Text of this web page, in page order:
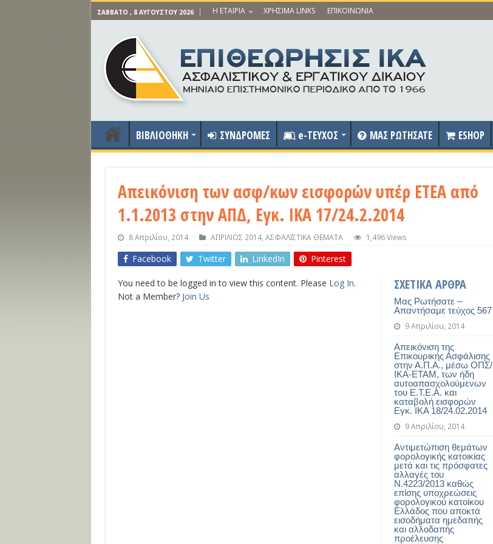
ΣΆΒΒΑΤΟ , 8 ΑΥΓΟΎΣΤΟΥ 2026 Η ΕΤΑΙΡΙΑ ΧΡΗΣΙΜΑ LINKS ΕΠΙΚΟΙΝΩΝΙΑ
ΒΙΒΛΙΟΘΗΚΗ ΣΥΝΔΡΟΜΕΣ e-ΤΕΥΧΟΣ ΜΑΣ ΡΩΤΗΣΑΤΕ ESHOP
Απεικόνιση των ασφ/κων εισφορών υπέρ ΕΤΕΑ από
1.1.2013 στην ΑΠΔ, Εγκ. ΙΚΑ 17/24.2.2014
8 Απριλίου, 2014 ΑΠΡΙΛΙΟΣ 2014, ΑΣΦΑΛΙΣΤΙΚΑ ΘΕΜΑΤΑ 1,496 Views
Facebook Twitter LinkedIn Pinterest
ΣΧΕΤΙΚΑ ΑΡΘΡΑ
Μας Ρωτήσατε –
Απαντήσαμε τεύχος 567
9 Απριλίου, 2014
Απεικόνιση της
Επικουρικής Ασφάλισης
στην Α.Π.Α., μέσω ΟΠΣ/
ΙΚΑ-ΕΤΑΜ, των ήδη
αυτοαπασχολούμενων
του Ε.Τ.Ε.Α. και
καταβολή εισφορών
Εγκ. ΙΚΑ 18/24.02.2014
9 Απριλίου, 2014
Αντιμετώπιση θεμάτων
φορολογικής κατοικίας
μετά και τις πρόσφατες
αλλαγές του
Ν.4223/2013 καθώς
επίσης υποχρεώσεις
φορολογικού κατοίκου
Ελλάδος που αποκτά
εισοδήματα ημεδαπής
και αλλοδαπής
προέλευσης
You need to be logged in to view this content. Please Log In.
Not a Member? Join Us